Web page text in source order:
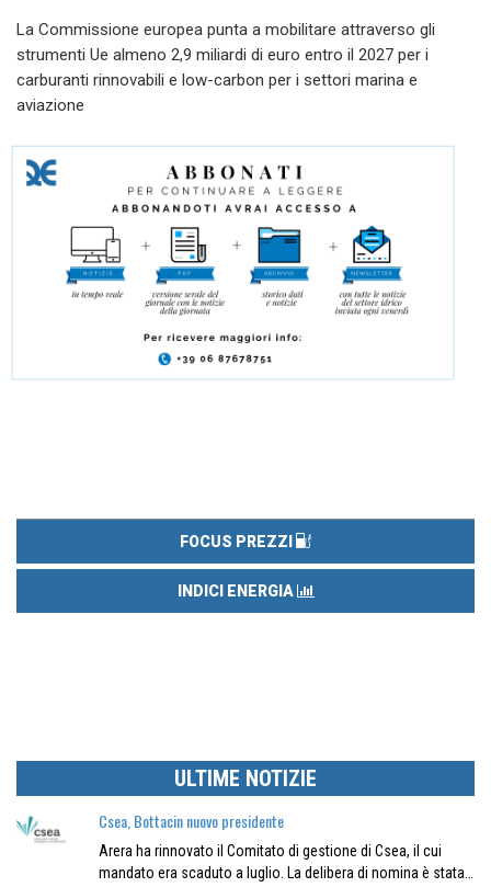
La Commissione europea punta a mobilitare attraverso gli
strumenti Ue almeno 2,9 miliardi di euro entro il 2027 per i
carburanti rinnovabili e low-carbon per i settori marina e
aviazione
FOCUS PREZZI
INDICI ENERGIA
ULTIME NOTIZIE
Csea, Bottacin nuovo presidente
Arera ha rinnovato il Comitato di gestione di Csea, il cui
mandato era scaduto a luglio. La delibera di nomina è stata…